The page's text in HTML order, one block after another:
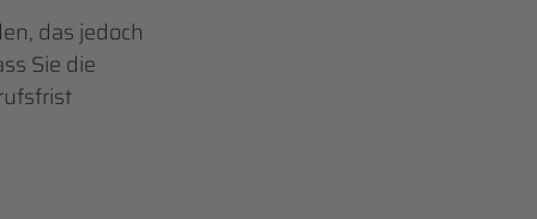
das jedoch
Sie die